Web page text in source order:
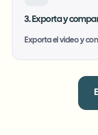
3. Exporta y
Exporta el video y